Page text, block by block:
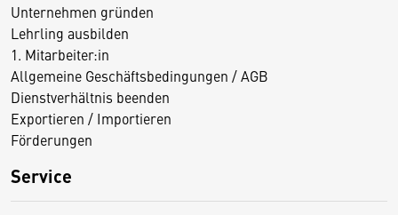
Unternehmen gründen
Lehrling ausbilden
1. Mitarbeiter:in
Allgemeine Geschäftsbedingungen / AGB
Dienstverhältnis beenden
Exportieren / Importieren
Förderungen
Service